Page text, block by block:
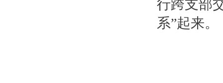
行跨支部
系”起来。